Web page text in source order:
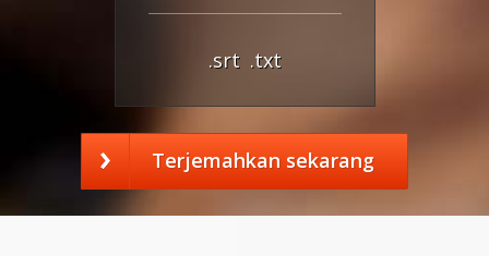
.srt .txt
Terjemahkan sekarang